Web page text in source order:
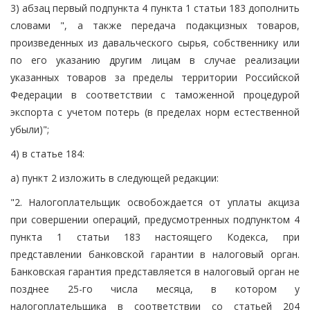
3) абзац первый подпункта 4 пункта 1 статьи 183 дополнить
словами ", а также передача подакцизных товаров,
произведенных из давальческого сырья, собственнику или
по его указанию другим лицам в случае реализации
указанных товаров за пределы территории Российской
Федерации в соответствии с таможенной процедурой
экспорта с учетом потерь (в пределах норм естественной
убыли)";
4) в статье 184:
а) пункт 2 изложить в следующей редакции:
"2. Налогоплательщик освобождается от уплаты акциза
при совершении операций, предусмотренных подпунктом 4
пункта 1 статьи 183 настоящего Кодекса, при
представлении банковской гарантии в налоговый орган.
Банковская гарантия представляется в налоговый орган не
позднее 25-го числа месяца, в котором у
налогоплательщика в соответствии со статьей 204